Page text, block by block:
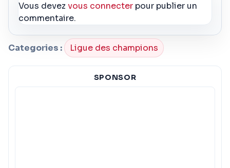
Vous devezvous connecter pour publier un
commentaire.
Categories : Ligue des champions
SPONSOR